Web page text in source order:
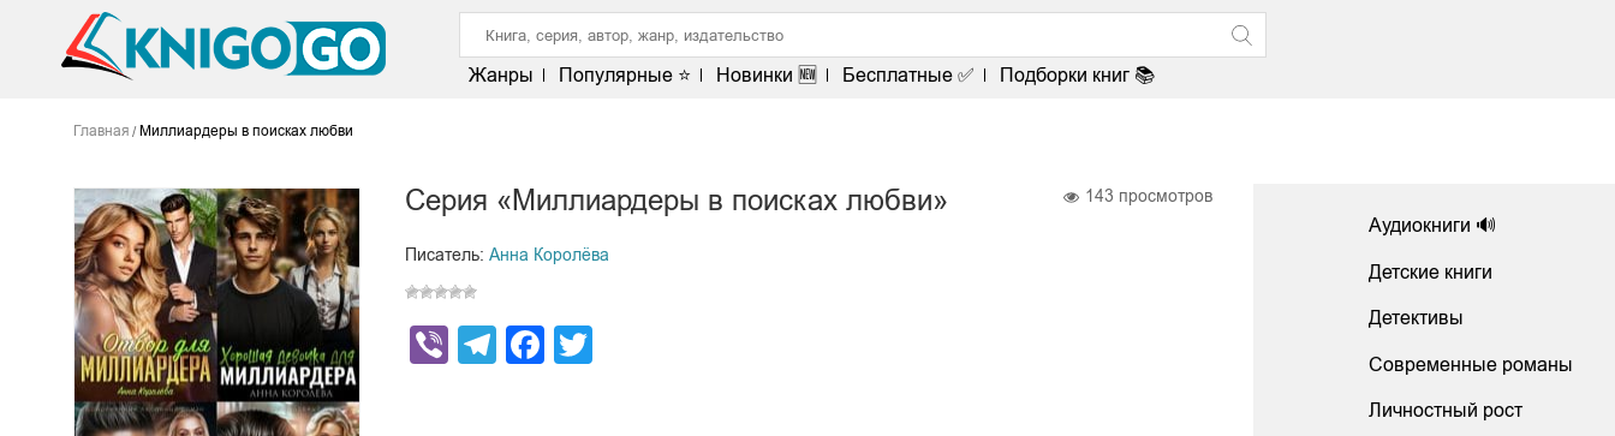
Жанры Популярные ⭐ Новинки 🆕 Бесплатные ✅ Подборки книг 📚
Главная Миллиардеры в поисках любви
Серия «Миллиардеры в поисках любви»
Писатель: Анна Королёва
ViberTelegram
Facebook
143 просмотров
Аудиокниги 🔊
Детские книги
Детективы
Современные романы
Личностный рост